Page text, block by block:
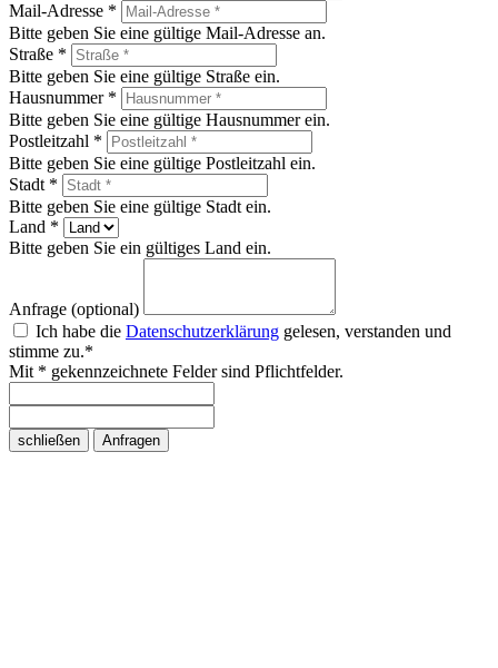
Mail-Adresse *
Bitte geben Sie eine gültige Mail-Adresse an.
Straße *
Bitte geben Sie eine gültige Straße ein.
Hausnummer *
Bitte geben Sie eine gültige Hausnummer ein.
Postleitzahl *
Bitte geben Sie eine gültige Postleitzahl ein.
Stadt *
Bitte geben Sie eine gültige Stadt ein.
Land *
Bitte geben Sie ein gültiges Land ein.
Anfrage (optional)
Ich habe die Datenschutzerklärung gelesen, verstanden und
stimme zu.*
Mit * gekennzeichnete Felder sind Pflichtfelder.
schließen Anfragen